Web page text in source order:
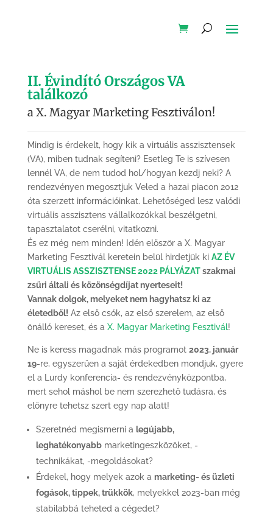
II. Évindító Országos VA
találkozó
a X. Magyar Marketing Fesztiválon!
Mindig is érdekelt, hogy kik a virtuális asszisztensek
(VA), miben tudnak segíteni? Esetleg Te is szívesen
lennél VA, de nem tudod hol/hogyan kezdj neki? A
rendezvényen megosztjuk Veled a hazai piacon 2012
óta szerzett információinkat. Lehetőséged lesz valódi
virtuális asszisztens vállalkozókkal beszélgetni,
tapasztalatot cserélni, vitatkozni.
És ez még nem minden! Idén először a X. Magyar
Marketing Fesztivál keretein belül hirdetjük ki AZ ÉV
VIRTUÁLIS ASSZISZTENSE 2022 PÁLYÁZATszakmai
zsűri általi és közönségdíjat nyerteseit!
Vannak dolgok, melyeket nem hagyhatsz ki az
életedből! Az első csók, az első szerelem, az első
önálló kereset, és a X. Magyar Marketing Fesztivál!
Ne is keress magadnak más programot 2023. január
19-re, egyszerűen a saját érdekedben mondjuk, gyere
el a Lurdy konferencia- és rendezvényközpontba,
mert sehol máshol be nem szerezhető tudásra, és
előnyre tehetsz szert egy nap alatt!
Szeretnéd megismerni a legújabb,
leghatékonyabb marketingeszközöket, -
technikákat, -megoldásokat?
Érdekel, hogy melyek azok a marketing- és üzleti
fogások, tippek, trükkök, melyekkel 2023-ban még
stabilabbá teheted a cégedet?